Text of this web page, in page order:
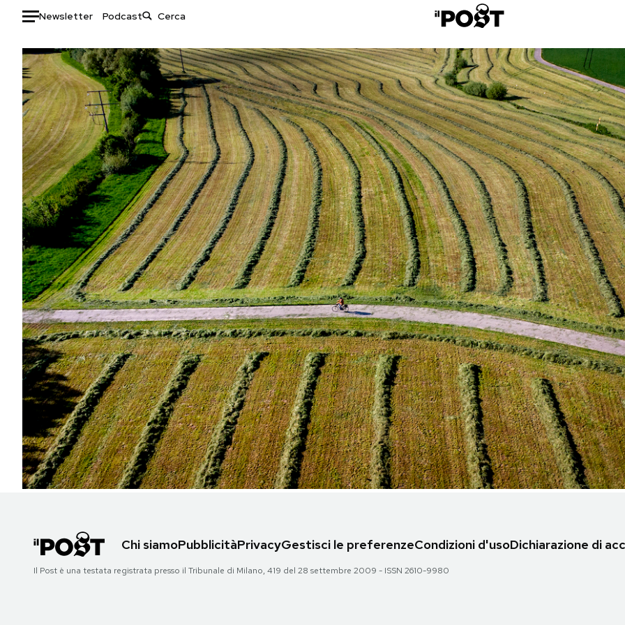
Newsletter Podcast
Auto
HOME
Italia
Mondo
Politica
Tecnologia
Internet
Scienza
Cultura
Economia
Sport
Moda
Libri
Consumismi
Storie/Idee
Ok Boomer!
Media
Europa
Altrecose
Mondiali calcio 2026
PODCAST
NEWSLETTER
I MIEI PREFERITI
SHOP
AREA PERSONALE
Chi siamoPubblicitàPrivacyGestisci le preferenzeCondizioni d'usoDichiarazione di
Il Post è una testata registrata presso il Tribunale di Milano, 419 del 28 settembre 2009 - ISSN 2610-9980